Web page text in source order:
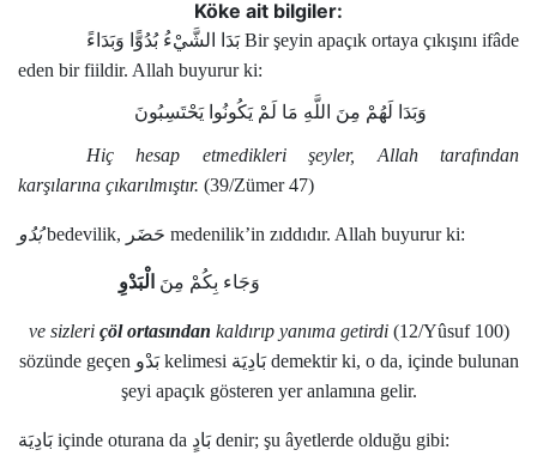
Köke ait bilgiler:
بَدَا الشَّيْءُ بُدُوًّا وَبَدَاءًBir şeyin apaçık ortaya çıkışını ifâde
eden bir fiildir. Allah buyurur ki:
وَبَدَا لَهُمْ مِنَ اللَّهِ مَا لَمْ يَكُونُوا يَحْتَسِبُونَ
Hiç hesap etmedikleri şeyler, Allah tarafından
karşılarına çıkarılmıştır. (39/Zümer 47)
بُدُوbedevilik, medenilik’in zıddıdır. Allah buyurur ki:
وَجَاء بِكُمْ مِنَ الْبَدْوِ
ve sizleri çöl ortasından kaldırıp yanıma getirdi (12/Yûsuf 100)
sözünde geçen
بَدْوkelimesi بَادِيَةdemektir ki, o da, içinde bulunan
şeyi apaçık gösteren yer anlamına gelir.
بَادِيَةiçinde oturana da بَادٍdenir; şu âyetlerde olduğu gibi: